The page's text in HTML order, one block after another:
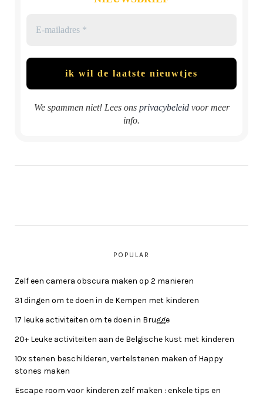
We spammen niet! Lees ons privacybeleidvoor meer
info.
POPULAR
Zelf een camera obscura maken op 2 manieren
31 dingen om te doen in de Kempen met kinderen
17 leuke activiteiten om te doen in Brugge
20+ Leuke activiteiten aan de Belgische kust met kinderen
10x stenen beschilderen, vertelstenen maken of Happy
stones maken
Escape room voor kinderen zelf maken : enkele tips en